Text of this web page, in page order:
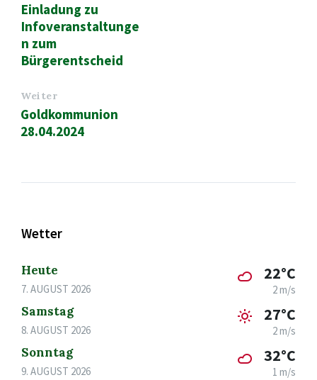
Einladung zu
Infoveranstaltunge
n zum
Bürgerentscheid
Weiter
Goldkommunion
28.04.2024
Wetter
Heute
7. AUGUST 2026
22°C
2 m/s
Samstag
8. AUGUST 2026
27°C
2 m/s
Sonntag
9. AUGUST 2026
32°C
1 m/s